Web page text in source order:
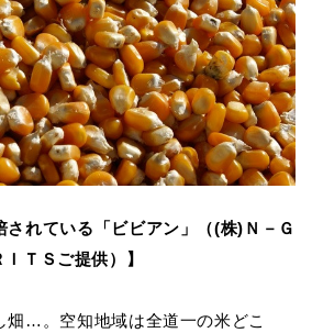
されている「ビビアン」（(株)Ｎ－Ｇ
ＩＴＳご提供）】
…。空知地域は全道一の米どこ